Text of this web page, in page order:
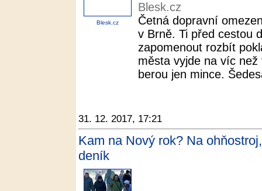
Blesk.cz
Blesk.cz
Četná dopravní
v Brně. Ti před cestou
zapomenout rozbít
města vyjde na víc
berou jen mince.
31. 12. 2017, 17:21
Kam na Nový rok? Na
deník